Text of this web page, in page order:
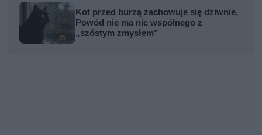
Kot przed burzą zachowuje się dziwnie.
Powód nie ma nic wspólnego z
„szóstym zmysłem”